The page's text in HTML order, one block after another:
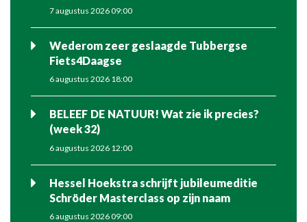
7 augustus 2026 09:00
Wederom zeer geslaagde Tubbergse
Fiets4Daagse
6 augustus 2026 18:00
BELEEF DE NATUUR! Wat zie ik precies?
(week 32)
6 augustus 2026 12:00
Hessel Hoekstra schrijft jubileumeditie
Schröder Masterclass op zijn naam
6 augustus 2026 09:00